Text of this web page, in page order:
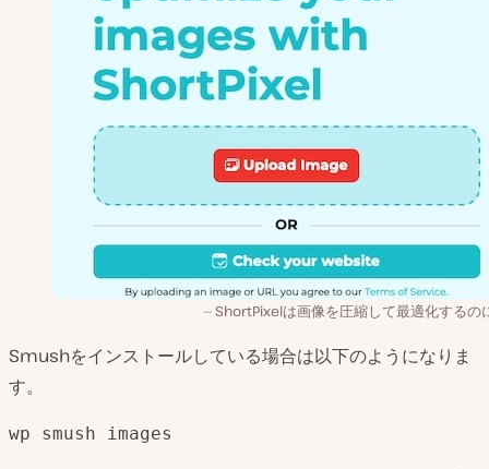
ShortPixelは画像を圧縮して最適化するの
Smushをインストールしている場合は以下のようになりま
す。
wp smush images